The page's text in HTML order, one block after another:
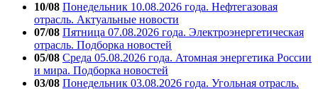
10/08 Понедельник 10.08.2026 года. Нефтегазовая
отрасль. Актуальные новости
07/08 Пятница 07.08.2026 года. Электроэнергетическая
отрасль. Подборка новостей
05/08 Среда 05.08.2026 года. Атомная энергетика России
и мира. Подборка новостей
03/08 Понедельник 03.08.2026 года. Угольная отрасль.